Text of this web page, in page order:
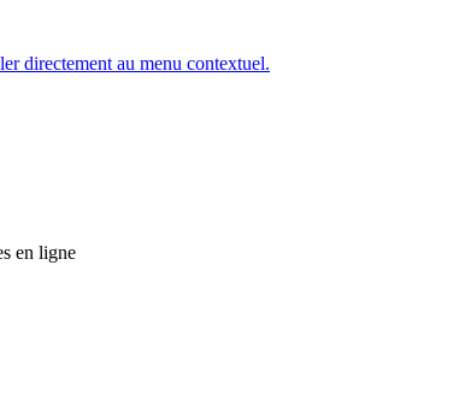
directement au menu contextuel.
en ligne